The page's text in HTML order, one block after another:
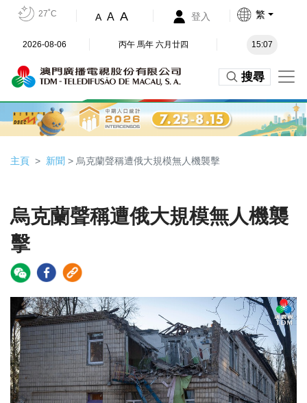
27˚C A A A 登入 繁
2026-08-06 丙午 馬年 六月廿四 15:07
搜尋
主頁 新聞 > 烏克蘭聲稱遭俄大規模無人機襲擊
烏克蘭聲稱遭俄大規模無人機襲
擊